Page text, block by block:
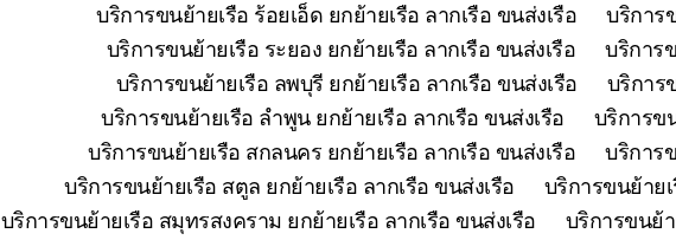
บริการขนย้ายเรือ ร้อยเอ็ด ยกย้ายเรือ ลากเรือ ขนส่งเรือ
บริการ
บริการขนย้ายเรือ ระยอง ยกย้ายเรือ ลากเรือ ขนส่งเรือ
บริการ
บริการขนย้ายเรือ ลพบุรี ยกย้ายเรือ ลากเรือ ขนส่งเรือ
บริการ
บริการขนย้ายเรือ ลำพูน ยกย้ายเรือ ลากเรือ ขนส่งเรือ
บริการข
บริการขนย้ายเรือ สกลนคร ยกย้ายเรือ ลากเรือ ขนส่งเรือ
บริการ
บริการขนย้ายเรือ สตูล ยกย้ายเรือ ลากเรือ ขนส่งเรือ
บริการขนย้าย
บริการขนย้ายเรือ สมุทรสงคราม ยกย้ายเรือ ลากเรือ ขนส่งเรือ
บริการขนย้